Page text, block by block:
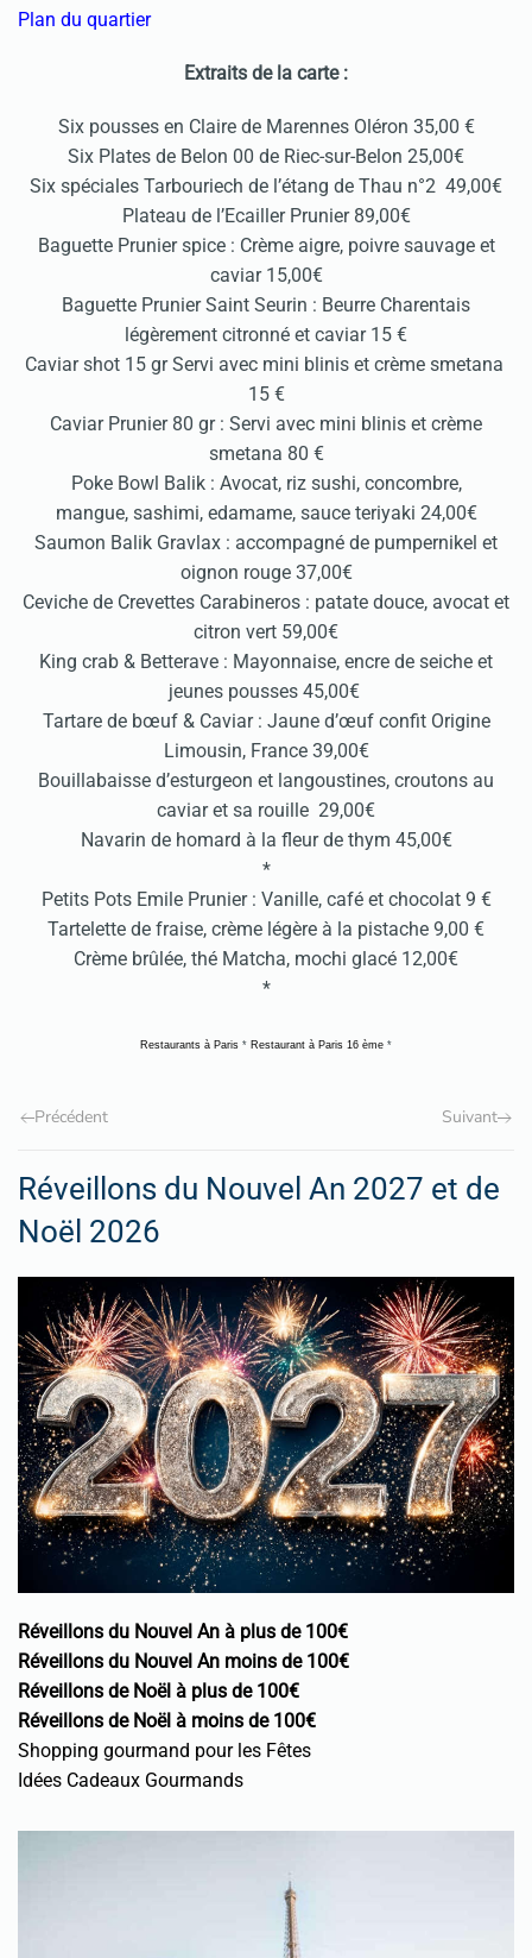
Plan du quartier
Extraits de la carte :
Six pousses en Claire de Marennes Oléron 35,00 €
Six Plates de Belon 00 de Riec-sur-Belon 25,00€
Six spéciales Tarbouriech de l’étang de Thau n°2 49,00€
Plateau de l’Ecailler Prunier 89,00€
Baguette Prunier spice : Crème aigre, poivre sauvage et
caviar 15,00€
Baguette Prunier Saint Seurin : Beurre Charentais
légèrement citronné et caviar 15 €
Caviar shot 15 gr Servi avec mini blinis et crème smetana
15 €
Caviar Prunier 80 gr : Servi avec mini blinis et crème
smetana 80 €
Poke Bowl Balik : Avocat, riz sushi, concombre,
mangue, sashimi, edamame, sauce teriyaki 24,00€
Saumon Balik Gravlax : accompagné de pumpernikel et
oignon rouge 37,00€
Ceviche de Crevettes Carabineros : patate douce, avocat et
citron vert 59,00€
King crab & Betterave : Mayonnaise, encre de seiche et
jeunes pousses 45,00€
Tartare de bœuf & Caviar : Jaune d’œuf confit Origine
Limousin, France 39,00€
Bouillabaisse d’esturgeon et langoustines, croutons au
caviar et sa rouille 29,00€
Navarin de homard à la fleur de thym 45,00€
*
Petits Pots Emile Prunier : Vanille, café et chocolat 9 €
Tartelette de fraise, crème légère à la pistache 9,00 €
Crème brûlée, thé Matcha, mochi glacé 12,00€
*
Restaurants à Paris * Restaurant à Paris 16 ème *
Précédent Suivant
Réveillons du Nouvel An 2027 et de
Noël 2026
Réveillons du Nouvel An à plus de 100€
Réveillons du Nouvel An moins de 100€
Réveillons de Noël à plus de 100€
Réveillons de Noël à moins de 100€
Shopping gourmand pour les Fêtes
Idées Cadeaux Gourmands